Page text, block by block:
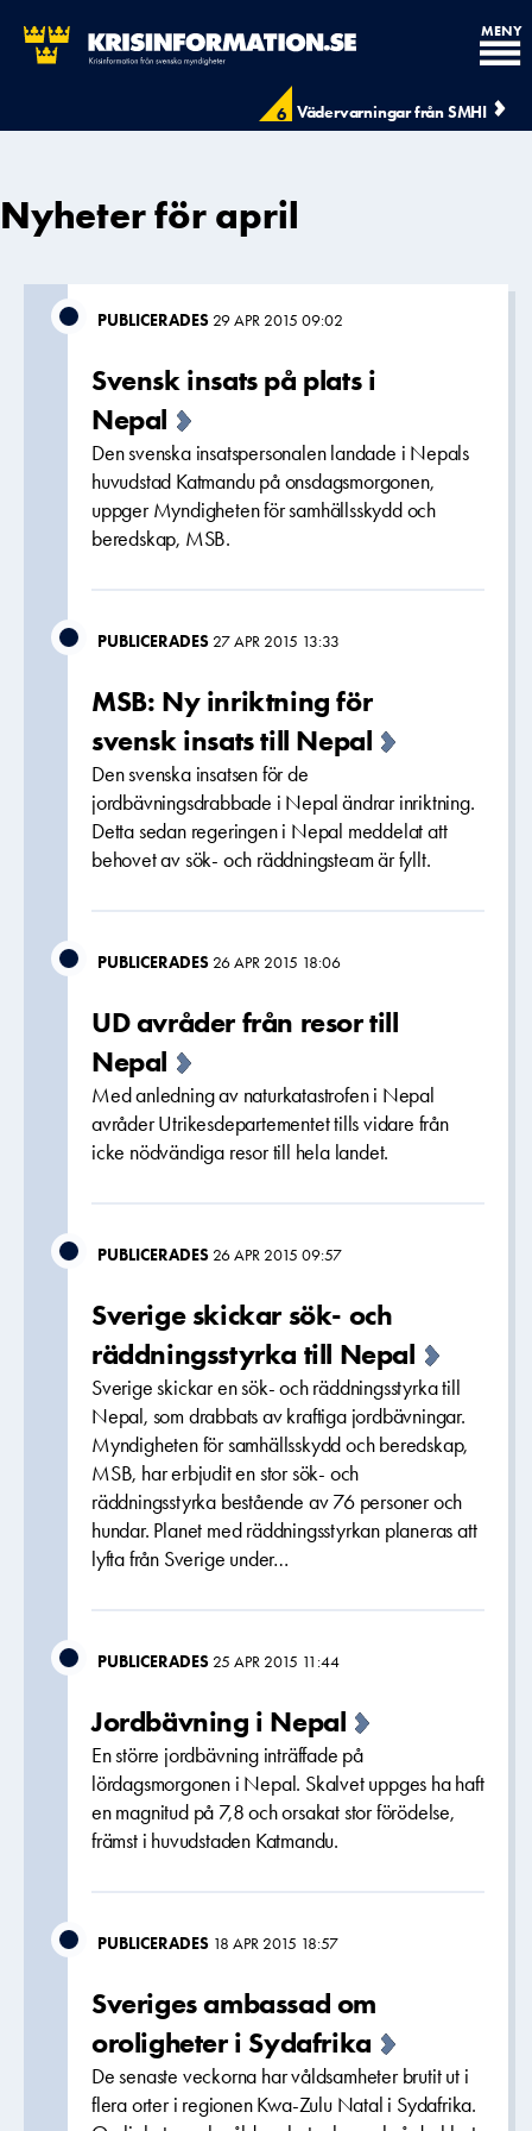
6 Vädervarningar från SMHI
MENY
Nyheter för april
PUBLICERADES 29 APR 2015 09:02
Svensk insats på plats i
Nepal
Den svenska insatspersonalen landade i Nepals
huvudstad Katmandu på onsdagsmorgonen,
uppger Myndigheten för samhällsskydd och
beredskap, MSB.
PUBLICERADES 27 APR 2015 13:33
MSB: Ny inriktning för
svensk insats till Nepal
Den svenska insatsen för de
jordbävningsdrabbade i Nepal ändrar inriktning.
Detta sedan regeringen i Nepal meddelat att
behovet av sök- och räddningsteam är fyllt.
PUBLICERADES 26 APR 2015 18:06
UD avråder från resor till
Nepal
Med anledning av naturkatastrofen i Nepal
avråder Utrikesdepartementet tills vidare från
icke nödvändiga resor till hela landet.
PUBLICERADES 26 APR 2015 09:57
Sverige skickar sök- och
räddningsstyrka till Nepal
Sverige skickar en sök- och räddningsstyrka till
Nepal, som drabbats av kraftiga jordbävningar.
Myndigheten för samhällsskydd och beredskap,
MSB, har erbjudit en stor sök- och
räddningsstyrka bestående av 76 personer och
hundar. Planet med räddningsstyrkan planeras att
lyfta från Sverige under…
PUBLICERADES 25 APR 2015 11:44
Jordbävning i Nepal
En större jordbävning inträffade på
lördagsmorgonen i Nepal. Skalvet uppges ha haft
en magnitud på 7,8 och orsakat stor förödelse,
främst i huvudstaden Katmandu.
PUBLICERADES 18 APR 2015 18:57
Sveriges ambassad om
oroligheter i Sydafrika
De senaste veckorna har våldsamheter brutit ut i
flera orter i regionen Kwa-Zulu Natal i Sydafrika.